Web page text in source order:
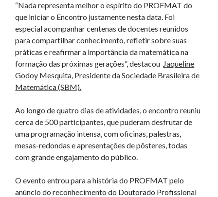
“Nada representa melhor o espírito do PROFMAT do
que iniciar o Encontro justamente nesta data. Foi
especial acompanhar centenas de docentes reunidos
para compartilhar conhecimento, refletir sobre suas
práticas e reafirmar a importância da matemática na
formação das próximas gerações”, destacou Jaqueline
Godoy Mesquita, Presidente daSociedade Brasileira de
Matemática (SBM).
Ao longo de quatro dias de atividades, o encontro reuniu
cerca de 500 participantes, que puderam desfrutar de
uma programação intensa, com oficinas, palestras,
mesas-redondas e apresentações de pôsteres, todas
com grande engajamento do público.
O evento entrou para a história do PROFMAT pelo
anúncio do reconhecimento do Doutorado Profissional